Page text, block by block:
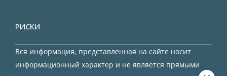
РИСКИ
Вся информация, представленная на сайте носит
информационный характер и не является прямыми